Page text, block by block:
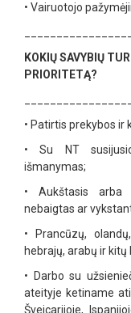
• Vairuotojo
KOKIŲ SAVYBIŲ
PRIORITETĄ?
• Patirtis prekybos ir
•
Su NT
išmanymas;
•
Aukštasis arba
nebaigtas ar
•
Prancūzų,
hebrajų, arabų ir
•
Darbo su
ateityje ketiname
Šveicarijoje,